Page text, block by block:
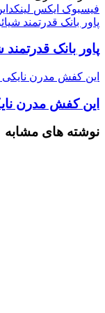
فیسبوک ایکس
پاور بانک قدرتمند
پاور بانک
این کفش مدرن
این کفش مدرن
نوشته های مشابه